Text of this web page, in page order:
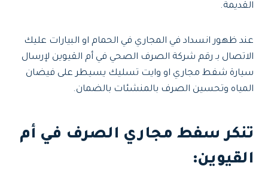
القديمة.
عند ظهور انسداد في المجاري في الحمام او البيارات عليك
الاتصال بـ رقم شركة الصرف الصحي في أم القيوين لإرسال
سيارة شفط مجاري او وايت تسليك يسيطر على فيضان
المياه وتحسين الصرف بالمنشئات بالضمان.
تنكر سفط مجاري الصرف في أم
القيوين: